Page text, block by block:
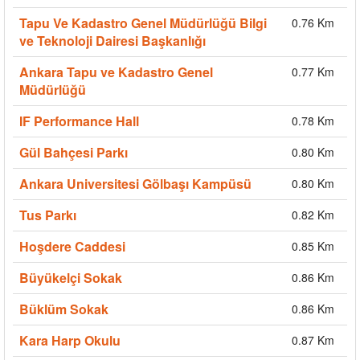
Tapu Ve Kadastro Genel Müdürlüğü Bilgi
ve Teknoloji Dairesi Başkanlığı
0.76 Km
Ankara Tapu ve Kadastro Genel
Müdürlüğü
0.77 Km
IF Performance Hall 0.78 Km
Gül Bahçesi Parkı 0.80 Km
Ankara Universitesi Gölbaşı Kampüsü 0.80 Km
Tus Parkı 0.82 Km
Hoşdere Caddesi 0.85 Km
Büyükelçi Sokak 0.86 Km
Büklüm Sokak 0.86 Km
Kara Harp Okulu 0.87 Km